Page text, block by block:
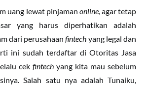
uang lewat pinjaman online, agar tetap
yang harus diperhatikan adalah
dari perusahaanfintech yang legal dan
ini sudah terdaftar di Otoritas Jasa
cek fintech yang kita mau sebelum
Salah satu nya adalah Tunaiku,